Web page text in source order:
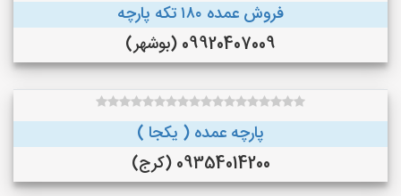
فروش عمده ۱۸۰ تکه پارچه
09920407009 (بوشهر)
پارچه عمده ( یکجا )
09354014200 (کرج)